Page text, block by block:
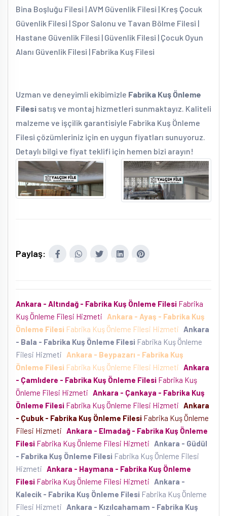
Bina Boşluğu Filesi | AVM Güvenlik Filesi | Kreş Çocuk
Güvenlik Filesi | Spor Salonu ve Tavan Bölme Filesi |
Hastane Güvenlik Filesi | Güvenlik Filesi | Çocuk Oyun
Alanı Güvenlik Filesi | Fabrika Kuş Filesi
Uzman ve deneyimli ekibimizle Fabrika Kuş Önleme
Filesi satış ve montaj hizmetleri sunmaktayız. Kaliteli
malzeme ve işçilik garantisiyle Fabrika Kuş Önleme
Filesi çözümleriniz için en uygun fiyatları sunuyoruz.
Detaylı bilgi ve fiyat teklifi için hemen bizi arayın!
Paylaş:
Ankara - Altındağ - Fabrika Kuş Önleme Filesi Fabrika
Kuş Önleme Filesi Hizmeti
Ankara - Ayaş - Fabrika Kuş
Önleme Filesi Fabrika Kuş Önleme Filesi Hizmeti Ankara
- Bala - Fabrika Kuş Önleme Filesi Fabrika Kuş Önleme
Filesi Hizmeti
Ankara - Beypazarı - Fabrika Kuş
Önleme Filesi Fabrika Kuş Önleme Filesi Hizmeti Ankara
- Çamlıdere - Fabrika Kuş Önleme Filesi Fabrika Kuş
Önleme Filesi Hizmeti Ankara - Çankaya - Fabrika Kuş
Önleme Filesi Fabrika Kuş Önleme Filesi Hizmeti Ankara
- Çubuk - Fabrika Kuş Önleme Filesi Fabrika Kuş Önleme
Filesi Hizmeti Ankara - Elmadağ - Fabrika Kuş Önleme
Filesi Fabrika Kuş Önleme Filesi Hizmeti Ankara - Güdül
- Fabrika Kuş Önleme Filesi Fabrika Kuş Önleme Filesi
Hizmeti Ankara - Haymana - Fabrika Kuş Önleme
Filesi Fabrika Kuş Önleme Filesi Hizmeti Ankara -
Kalecik - Fabrika Kuş Önleme Filesi Fabrika Kuş Önleme
Filesi Hizmeti Ankara - Kızılcahamam - Fabrika Kuş